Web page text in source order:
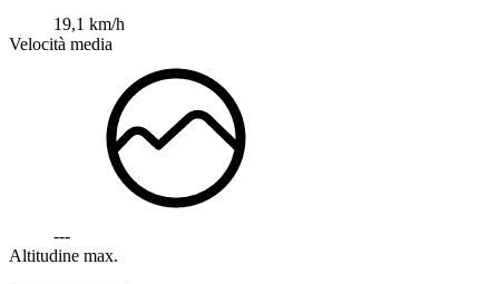
19,1 km/h
Velocità media
---
Altitudine max.